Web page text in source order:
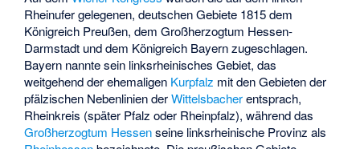
Rheinufer gelegenen, deutschen Gebiete 1815 dem
Königreich Preußen, dem Großherzogtum Hessen-
Darmstadt und dem Königreich Bayern zugeschlagen.
Bayern nannte sein linksrheinisches Gebiet, das
weitgehend der ehemaligen Kurpfalz mit den Gebieten der
pfälzischen Nebenlinien derWittelsbacherentsprach,
Rheinkreis (später Pfalz oder Rheinpfalz), während das
Großherzogtum Hessenseine linksrheinische Provinz als